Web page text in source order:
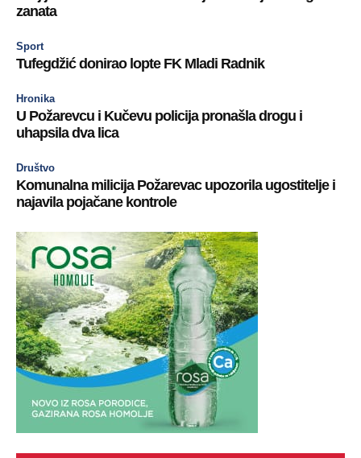
zanata
Sport
Tufegdžić donirao lopte FK Mladi Radnik
Hronika
U Požarevcu i Kučevu policija pronašla drogu i
uhapsila dva lica
Društvo
Komunalna milicija Požarevac upozorila ugostitelje i
najavila pojačane kontrole